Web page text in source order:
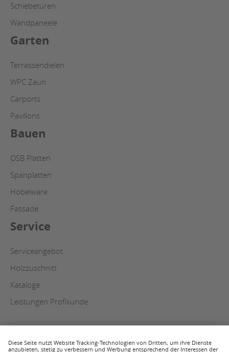
Schiebetüren
Wandpaneele
Garten
Terrassendielen
WPC Zaun
Carports
Pavillons
Bauen
OSB Platten
Spanplatten
Hobelware
Fassade
Service
Serviceangebot
Holzzuschnitt
Kataloge
Leistungen Profikunde